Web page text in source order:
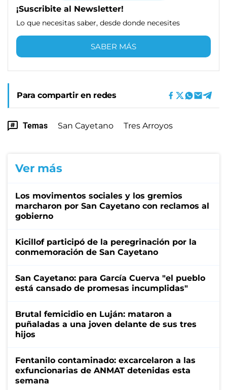
¡Suscribite al Newsletter!
Lo que necesitas saber, desde donde necesites
SABER MÁS
Para compartir en redes
Temas San Cayetano Tres Arroyos
Ver más
Los movimentos sociales y los gremios
marcharon por San Cayetano con reclamos al
gobierno
Kicillof participó de la peregrinación por la
conmemoración de San Cayetano
San Cayetano: para García Cuerva "el pueblo
está cansado de promesas incumplidas"
Brutal femicidio en Luján: mataron a
puñaladas a una joven delante de sus tres
hijos
Fentanilo contaminado: excarcelaron a las
exfuncionarias de ANMAT detenidas esta
semana